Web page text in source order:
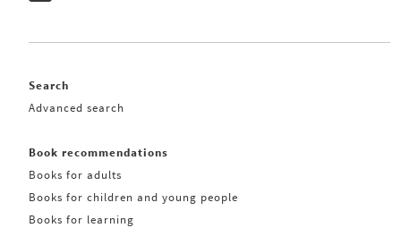
Search
Advanced search
Book recommendations
Books for adults
Books for children and young people
Books for learning